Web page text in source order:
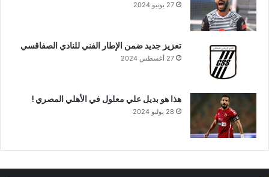
27 يونيو 2024
تعزيز جديد ضمن الإطار الفني للنادي الصفاقسي
27 أغسطس 2024
هذا هو بديل علي معلول في الأهلي المصري !
28 يوليو 2024